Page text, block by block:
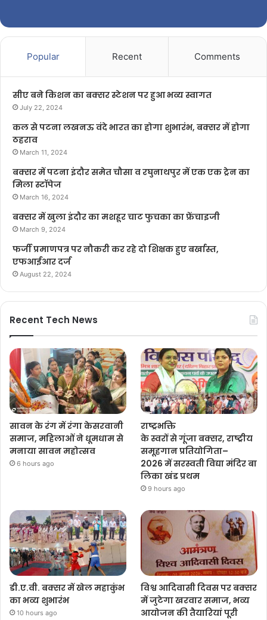
Popular Recent Comments
सीए बने किशन का बक्सर स्टेशन पर हुआ भव्य स्वागत
July 22, 2024
कल से पटना लखनऊ वंदे भारत का होगा शुभारंभ, बक्सर में होगा
ठहराव
March 11, 2024
बक्सर में पटना इंदौर समेत चौसा व रघुनाथपुर में एक एक ट्रेन का
मिला स्टॉपेज
March 16, 2024
बक्सर में खुला इंदौर का मशहूर चाट फुचका का फ्रेंचाइजी
March 9, 2024
फर्जी प्रमाणपत्र पर नौकरी कर रहे दो शिक्षक हुए बर्खास्त,
एफआईआर दर्ज
August 22, 2024
Recent Tech News
सावन के रंग में रंगा केसरवानी
समाज, महिलाओं ने धूमधाम से
मनाया सावन महोत्सव
6 hours ago
राष्ट्रभक्ति
के स्वरों से गूंजा बक्सर, राष्ट्रीय
समूहगान प्रतियोगिता–
2026 में सरस्वती विद्या मंदिर बा
लिका खंड प्रथम
9 hours ago
डी.ए.वी. बक्सर में खेल महाकुंभ
का भव्य शुभारंभ
10 hours ago
विश्व आदिवासी दिवस पर बक्सर
में जुटेगा खरवार समाज, भव्य
आयोजन की तैयारियां पूरी